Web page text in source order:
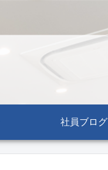
社員ブログ